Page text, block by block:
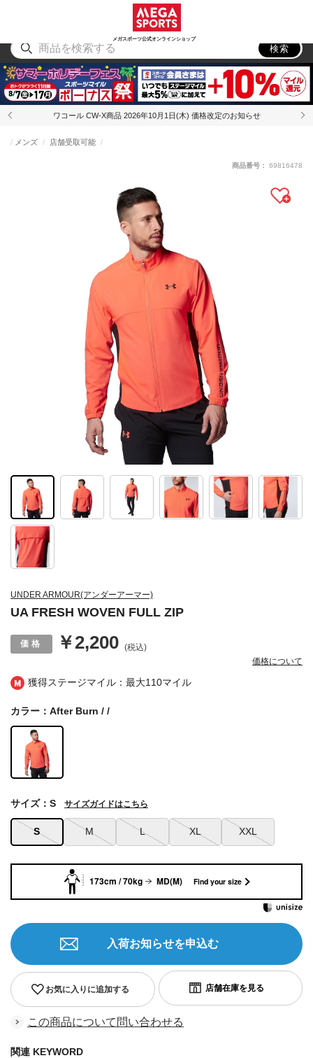
メガスポーツ公式オンラインショップ
アウトドア
検索
ワコール CW-X商品 2026年10月1日(木) 価格改定のお知らせ
獲得ステージマイル：最大110マイル
UNDER ARMOUR(アンダーアーマー)
UA FRESH WOVEN FULL ZIP
メンズ 店舗受取可能
￥2,200 (税込)
価格について
商品番号： 69816478
カラー：After Burn / /
S M L XL XXL
サイズ：S サイズガイドはこちら
お気に入りに追加する
入荷お知らせを申込む
この商品について問い合わせる
関連 KEYWORD
173cm / 70kg MD(M) Find your size